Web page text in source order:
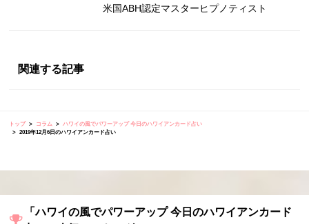
米国ABH認定マスターヒプノティスト
関連する記事
トップ コラム
ハワイの風でパワーアップ 今日のハワイアンカード占い
2019年12月6日のハワイアンカード占い
「ハワイの風でパワーアップ 今日のハワイアンカード